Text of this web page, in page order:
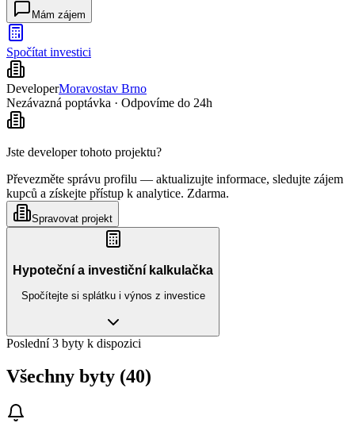
Mám zájem
Spočítat investici
DeveloperMoravostav Brno
Nezávazná poptávka · Odpovíme do 24h
Jste developer tohoto projektu?
Převezměte správu profilu — aktualizujte informace, sledujte zájem
kupců a získejte přístup k analytice. Zdarma.
Spravovat projekt
Hypoteční a investiční kalkulačka
Spočítejte si splátku i výnos z investice
Poslední 3 byty k dispozici
Všechny byty (40)